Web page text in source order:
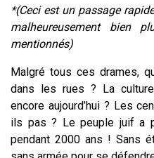
*(Ceci est un passage
malheureusement bien
mentionnés)
Malgré tous ces drames,
dans les rues ? La
encore aujourd’hui ? Les
ils pas ? Le peuple juif a
pendant 2000 ans ! Sans